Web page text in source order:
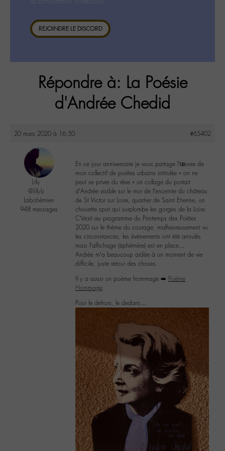
REJOINDRE LE DISCORD
Répondre à: La Poésie
d'Andrée Chedid
20 mars 2020 à 16:50 #65402
Lilly
@lillyb
Labohémien
948 messages
En ce jour anniversaire je vous partage l’œuvre de
mon collectif de poètes urbains intitulée « on ne
peut se priver du rêve » un collage du portait
d’Andrée visible sur le mur de l’enceinte du château
de St Victor sur Loire, quartier de Saint Etienne, un
chouette spot qui surplombe les gorges de la Loire.
C’était au programme du Printemps des Poètes
2020 sur le thème du courage, malheureusement vu
les circonstances, les événements ont été annulés
mais l’affichage (éphémère) est en place…
Andrée m’a beaucoup aidée à un moment de vie
difficile, juste retour des choses.
Il y a aussi un poème hommage ➡️ Poème
Hommage
Pour le dehors, le dedans…